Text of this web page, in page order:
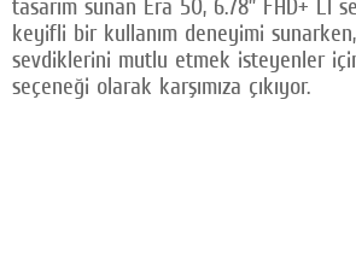
tasarım sunan Era 50, 6.78” FHD+ L1
keyifli bir kullanım deneyimi
sevdiklerini mutlu etmek isteyenler
seçeneği olarak karşımıza çıkıyor.